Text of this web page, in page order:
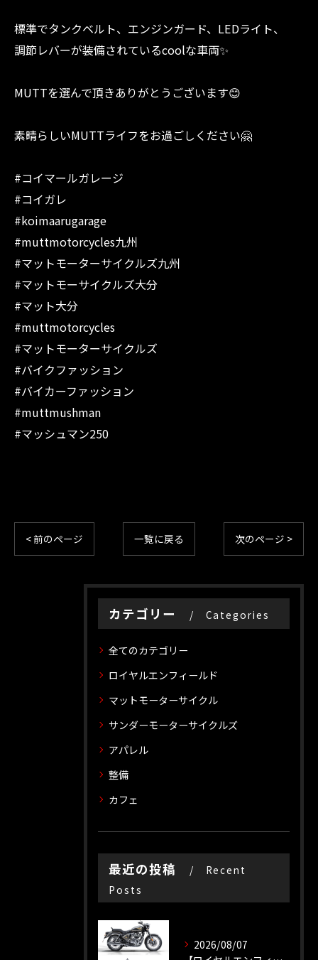
標準でタンクベルト、エンジンガード、LEDライト、
調節レバーが装備されているcoolな車両✨
MUTTを選んで頂きありがとうございます😊
素晴らしいMUTTライフをお過ごしください🤗
#コイマールガレージ
#コイガレ
#koimaarugarage
#muttmotorcycles九州
#マットモーターサイクルズ九州
#マットモーサイクルズ大分
#マット大分
#muttmotorcycles
#マットモーターサイクルズ
#バイクファッション
#バイカーファッション
#muttmushman
#マッシュマン250
< 前のページ 一覧に戻る 次のページ >
カテゴリー Categories
全てのカテゴリー
ロイヤルエンフィールド
マットモーターサイクル
サンダーモーターサイクルズ
アパレル
整備
カフェ
最近の投稿
Recent
Posts
2026/08/07